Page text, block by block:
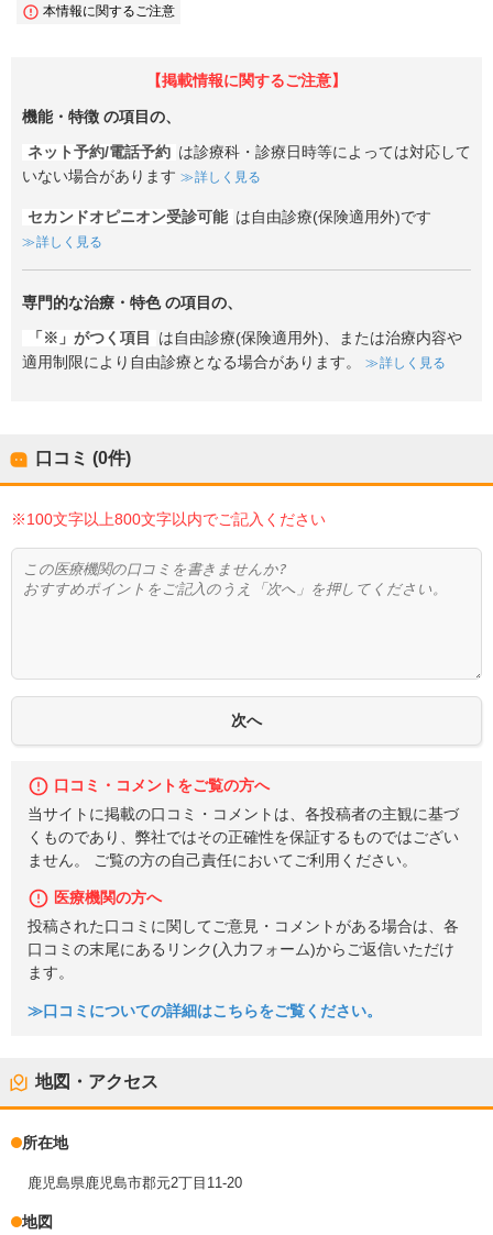
本情報に関するご注意
【掲載情報に関するご注意】
機能・特徴 の項目の、
ネット予約/電話予約 は診療科・診療日時等によっては対応して
いない場合があります
詳しく見る
セカンドオピニオン受診可能 は自由診療(保険適用外)です
詳しく見る
専門的な治療・特色の項目の、
「※」がつく項目
は自由診療(保険適用外)、または治療内容や
適用制限により自由診療となる場合があります。
詳しく見る
口コミ (0件)
※100文字以上800文字以内でご記入ください
口コミ・コメントをご覧の方へ
当サイトに掲載の口コミ・コメントは、各投稿者の主観に基づ
くものであり、弊社ではその正確性を保証するものではござい
ません。 ご覧の方の自己責任においてご利用ください。
医療機関の方へ
投稿された口コミに関してご意見・コメントがある場合は、各
口コミの末尾にあるリンク(入力フォーム)からご返信いただけ
ます。
≫口コミについての詳細はこちらをご覧ください。
地図・アクセス
所在地
鹿児島県鹿児島市郡元2丁目11-20
地図